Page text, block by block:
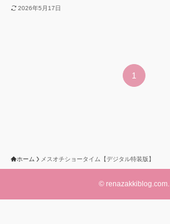
2026年5月17日
1
ホーム メスオチショータイム【デジタル特装版】
© renazakkiblog.com.